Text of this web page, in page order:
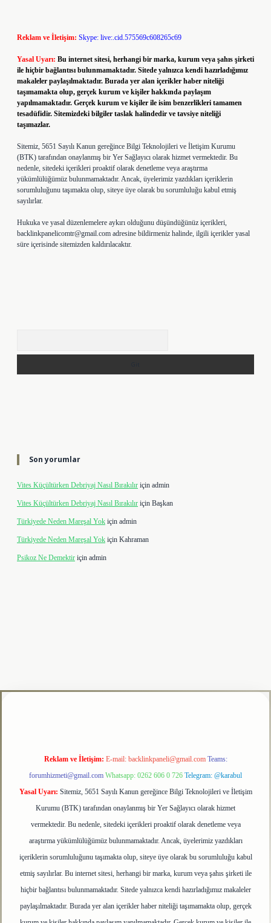
Reklam ve İletişim: Skype: live:.cid.575569c608265c69
Yasal Uyarı: Bu internet sitesi, herhangi bir marka, kurum veya şahıs şirketi
ile hiçbir bağlantısı bulunmamaktadır. Sitede yalnızca kendi hazırladığımız
makaleler paylaşılmaktadır. Burada yer alan içerikler haber niteliği
taşımamakta olup, gerçek kurum ve kişiler hakkında paylaşım
yapılmamaktadır. Gerçek kurum ve kişiler ile isim benzerlikleri tamamen
tesadüfidir. Sitemizdeki bilgiler taslak halindedir ve tavsiye niteliği
taşımazlar.
Sitemiz, 5651 Sayılı Kanun gereğince Bilgi Teknolojileri ve İletişim Kurumu
(BTK) tarafından onaylanmış bir Yer Sağlayıcı olarak hizmet vermektedir. Bu
nedenle, sitedeki içerikleri proaktif olarak denetleme veya araştırma
yükümlülüğümüz bulunmamaktadır. Ancak, üyelerimiz yazdıkları içeriklerin
sorumluluğunu taşımakta olup, siteye üye olarak bu sorumluluğu kabul etmiş
sayılırlar.
Hukuka ve yasal düzenlemelere aykırı olduğunu düşündüğünüz içerikleri,
backlinkpanelicomtr@gmail.com adresine bildirmeniz halinde, ilgili içerikler yasal
süre içerisinde sitemizden kaldırılacaktır.
Son yorumlar
Vites Küçültürken Debriyaj Nasıl Bırakılır için admin
Vites Küçültürken Debriyaj Nasıl Bırakılır için Başkan
Türkiyede Neden Mareşal Yok için admin
Türkiyede Neden Mareşal Yok için Kahraman
Psikoz Ne Demektir için admin
Reklam ve İletişim: E-mail: backlinkpaneli@gmail.com Teams:
forumhizmeti@gmail.com Whatsapp: 0262 606 0 726 Telegram: @karabul
Yasal Uyarı: Sitemiz, 5651 Sayılı Kanun gereğince Bilgi Teknolojileri ve İletişim
Kurumu (BTK) tarafından onaylanmış bir Yer Sağlayıcı olarak hizmet
vermektedir. Bu nedenle, sitedeki içerikleri proaktif olarak denetleme veya
araştırma yükümlülüğümüz bulunmamaktadır. Ancak, üyelerimiz yazdıkları
içeriklerin sorumluluğunu taşımakta olup, siteye üye olarak bu sorumluluğu kabul
etmiş sayılırlar. Bu internet sitesi, herhangi bir marka, kurum veya şahıs şirketi ile
hiçbir bağlantısı bulunmamaktadır. Sitede yalnızca kendi hazırladığımız makaleler
paylaşılmaktadır. Burada yer alan içerikler haber niteliği taşımamakta olup, gerçek